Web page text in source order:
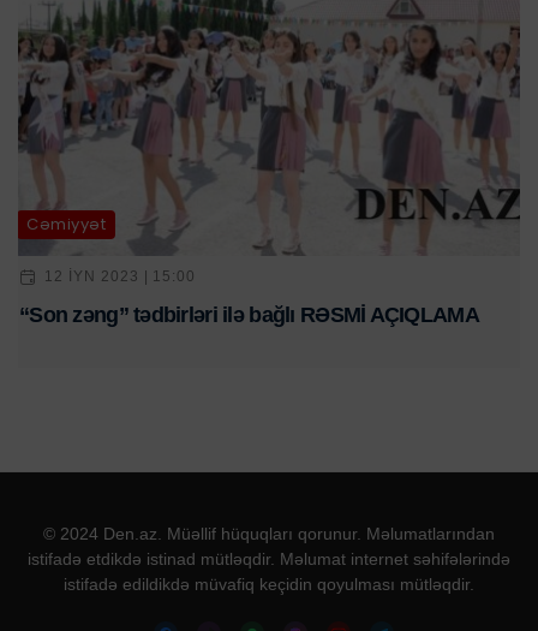
Cəmiyyət
12 IYN 2023 | 15:00
“Son zəng” tədbirləri ilə bağlı RƏSMİ AÇIQLAMA
© 2024 Den.az. Müəllif hüquqları qorunur. Məlumatlarından
istifadə etdikdə istinad mütləqdir. Məlumat internet səhifələrində
istifadə edildikdə müvafiq keçidin qoyulması mütləqdir.